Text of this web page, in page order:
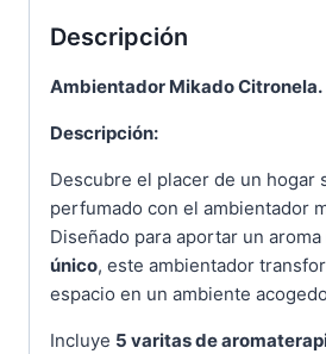
Descripción
Ambientador Mikado Citronela.
Descripción:
Descubre el placer de un hogar
perfumado con el ambientador
Diseñado para aportar un aroma
único, este ambientador
espacio en un ambiente
Incluye 5 varitas de